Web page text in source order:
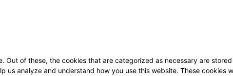
of these, the cookies that are categorized as necessary are
analyze and understand how you use this website. These cookies